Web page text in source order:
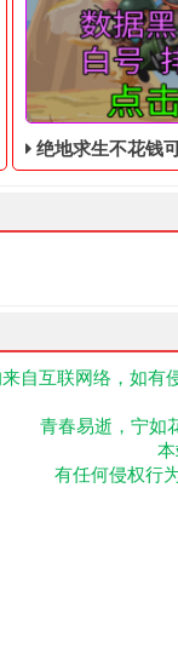
主张即使关闭工
大家好！绝地求
绝地求生不花钱可
自互联网络，如
青春易逝，宁如
有任何侵权行